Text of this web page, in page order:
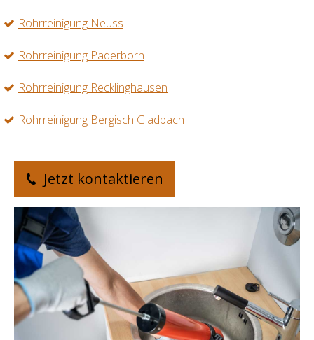
Rohrreinigung Neuss
Rohrreinigung Paderborn
Rohrreinigung Recklinghausen
Rohrreinigung Bergisch Gladbach
Jetzt kontaktieren